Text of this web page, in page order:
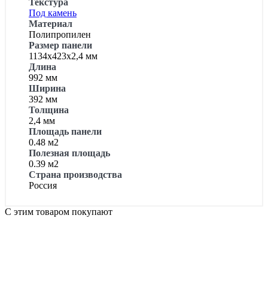
Под камень
Материал
Полипропилен
Размер панели
1134х423х2,4 мм
Длина
992 мм
Ширина
392 мм
Толщина
2,4 мм
Площадь панели
0.48 м2
Полезная площадь
0.39 м2
Страна производства
Россия
С этим товаром покупают